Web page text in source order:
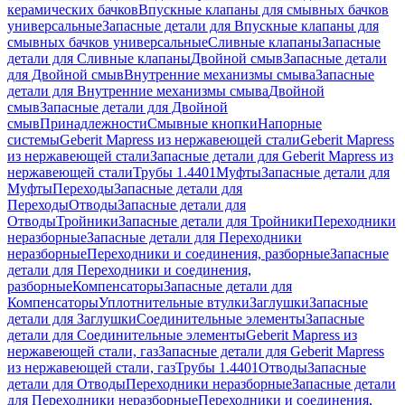
керамических бачковВпускные клапаны для смывных бачков
универсальныеЗапасные детали для Впускные клапаны для
смывных бачков универсальныеСливные клапаныЗапасные
детали для Сливные клапаныДвойной смывЗапасные детали
для Двойной смывВнутренние механизмы смываЗапасные
детали для Внутренние механизмы смываДвойной
смывЗапасные детали для Двойной
смывПринадлежностиСмывные кнопкиНапорные
системыGeberit Mapress из нержавеющей сталиGeberit Mapress
из нержавеющей сталиЗапасные детали для Geberit Mapress из
нержавеющей сталиТрубы 1.4401МуфтыЗапасные детали для
МуфтыПереходыЗапасные детали для
ПереходыОтводыЗапасные детали для
ОтводыТройникиЗапасные детали для ТройникиПереходники
неразборныеЗапасные детали для Переходники
неразборныеПереходники и соединения, разборныеЗапасные
детали для Переходники и соединения,
разборныеКомпенсаторыЗапасные детали для
КомпенсаторыУплотнительные втулкиЗаглушкиЗапасные
детали для ЗаглушкиСоединительные элементыЗапасные
детали для Соединительные элементыGeberit Mapress из
нержавеющей стали, газЗапасные детали для Geberit Mapress
из нержавеющей стали, газТрубы 1.4401ОтводыЗапасные
детали для ОтводыПереходники неразборныеЗапасные детали
для Переходники неразборныеПереходники и соединения,